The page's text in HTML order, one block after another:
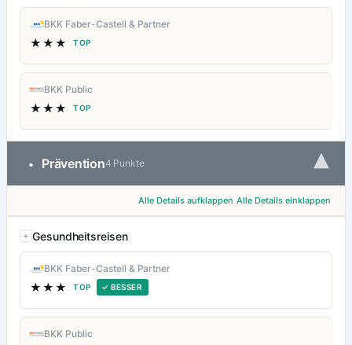
BKK Faber-Castell & Partner
★★★ TOP
BKK Public
★★★ TOP
• Prävention4 Punkte ▾
Alle Details aufklappen Alle Details einklappen
Gesundheitsreisen
BKK Faber-Castell & Partner
★★★ TOP ✓ BESSER
BKK Public